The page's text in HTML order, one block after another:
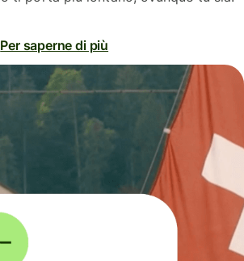
Per saperne di più